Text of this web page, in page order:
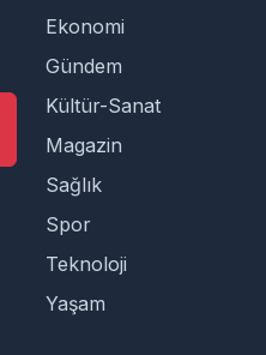
Ekonomi
Gündem
Kültür-Sanat
Magazin
Sağlık
Spor
Teknoloji
Yaşam